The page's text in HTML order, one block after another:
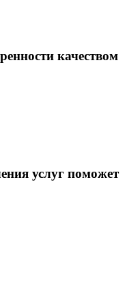
качеством
услуг поможет